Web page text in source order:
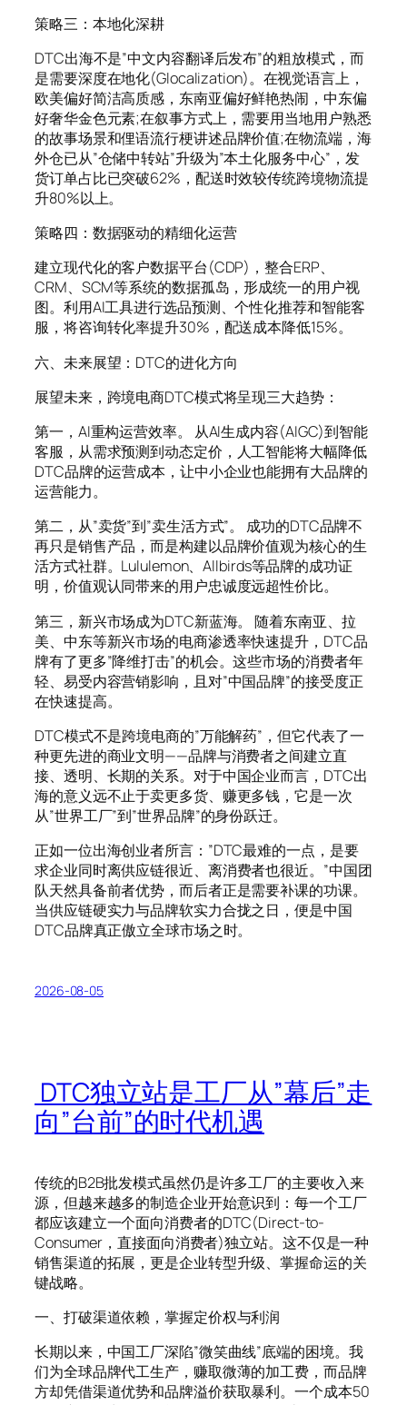
策略三：本地化深耕
DTC出海不是”中文内容翻译后发布”的粗放模式，而
是需要深度在地化(Glocalization)。在视觉语言上，
欧美偏好简洁高质感，东南亚偏好鲜艳热闹，中东偏
好奢华金色元素;在叙事方式上，需要用当地用户熟悉
的故事场景和俚语流行梗讲述品牌价值;在物流端，海
外仓已从”仓储中转站”升级为”本土化服务中心”，发
货订单占比已突破62%，配送时效较传统跨境物流提
升80%以上。
策略四：数据驱动的精细化运营
建立现代化的客户数据平台(CDP)，整合ERP、
CRM、SCM等系统的数据孤岛，形成统一的用户视
图。利用AI工具进行选品预测、个性化推荐和智能客
服，将咨询转化率提升30%，配送成本降低15%。
六、未来展望：DTC的进化方向
展望未来，跨境电商DTC模式将呈现三大趋势：
第一，AI重构运营效率。 从AI生成内容(AIGC)到智能
客服，从需求预测到动态定价，人工智能将大幅降低
DTC品牌的运营成本，让中小企业也能拥有大品牌的
运营能力。
第二，从”卖货”到”卖生活方式”。 成功的DTC品牌不
再只是销售产品，而是构建以品牌价值观为核心的生
活方式社群。Lululemon、Allbirds等品牌的成功证
明，价值观认同带来的用户忠诚度远超性价比。
第三，新兴市场成为DTC新蓝海。 随着东南亚、拉
美、中东等新兴市场的电商渗透率快速提升，DTC品
牌有了更多”降维打击”的机会。这些市场的消费者年
轻、易受内容营销影响，且对”中国品牌”的接受度正
在快速提高。
DTC模式不是跨境电商的”万能解药”，但它代表了一
种更先进的商业文明——品牌与消费者之间建立直
接、透明、长期的关系。对于中国企业而言，DTC出
海的意义远不止于卖更多货、赚更多钱，它是一次
从”世界工厂”到”世界品牌”的身份跃迁。
正如一位出海创业者所言：”DTC最难的一点，是要
求企业同时离供应链很近、离消费者也很近。”中国团
队天然具备前者优势，而后者正是需要补课的功课。
当供应链硬实力与品牌软实力合拢之日，便是中国
DTC品牌真正傲立全球市场之时。
2026-08-05
DTC独立站是工厂从”幕后”走
向”台前”的时代机遇
传统的B2B批发模式虽然仍是许多工厂的主要收入来
源，但越来越多的制造企业开始意识到：每一个工厂
都应该建立一个面向消费者的DTC(Direct-to-
Consumer，直接面向消费者)独立站。这不仅是一种
销售渠道的拓展，更是企业转型升级、掌握命运的关
键战略。
一、打破渠道依赖，掌握定价权与利润
长期以来，中国工厂深陷”微笑曲线”底端的困境。我
们为全球品牌代工生产，赚取微薄的加工费，而品牌
方却凭借渠道优势和品牌溢价获取暴利。一个成本50